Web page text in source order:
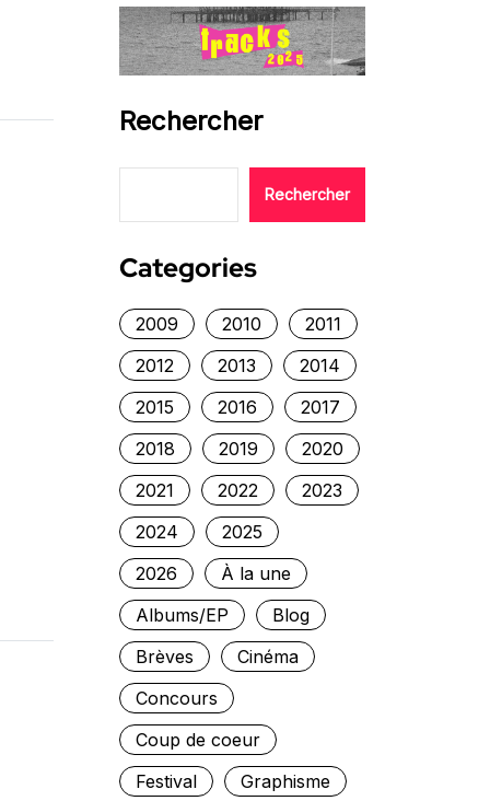
Rechercher
Rechercher
Categories
2009 2010
2011
2012
2013
2014
2015
2016
2017
2018
2019
2020
2021
2022
2023
2024
2025
2026
À la une
Albums/EP
Blog
Brèves
Cinéma
Concours
Coup de coeur
Festival
Graphisme